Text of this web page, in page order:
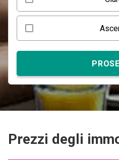
Prezzi degli